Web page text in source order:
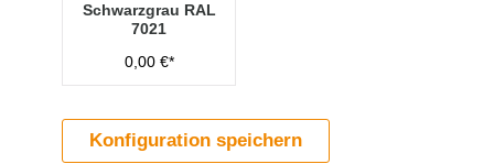
Schwarzgrau RAL
7021
0,00 €*
Konfiguration speichern